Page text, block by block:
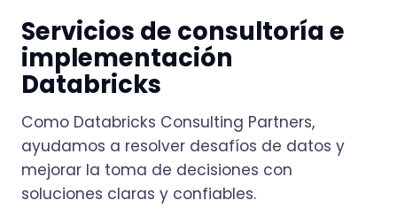
Servicios de consultoría e
implementación
Databricks
Como Databricks Consulting Partners,
ayudamos a resolver desafíos de datos y
mejorar la toma de decisiones con
soluciones claras y confiables.